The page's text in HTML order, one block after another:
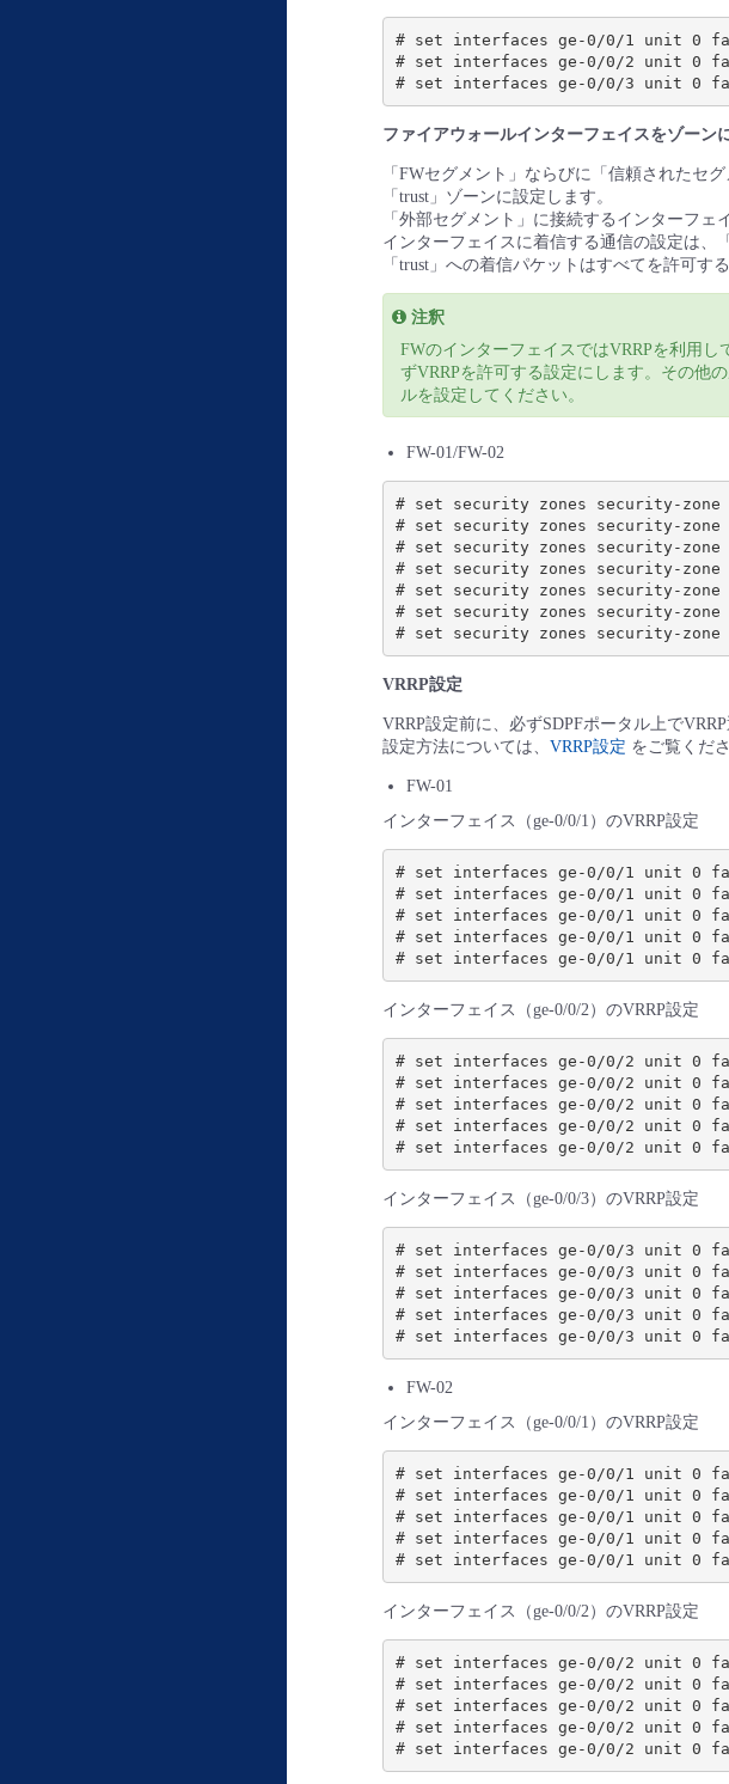
# set interfaces ge-0/0/1 unit 0
# set interfaces ge-0/0/2 unit 0
ファイアウォールインターフェイスをゾーン
「FWセグメント」ならびに「信頼されたセ
「trust」ゾーンに設定します。
「外部セグメント」に接続するインターフェ
インターフェイスに着信する通信の設定は、
「trust」への着信パケットはすべてを許可す
注釈
FWのインターフェイスではVRRPを利用
ずVRRPを許可する設定にします。その他
ルを設定してください。
FW-01/FW-02
# set security zones security-
# set security zones security-
# set security zones security-
# set security zones security-
# set security zones security-
# set security zones security-
VRRP設定
VRRP設定前に、必ずSDPFポータル上で
設定方法については、 VRRP設定 をご覧くださ
FW-01
インターフェイス（ge-0/0/1）のVRRP設定
# set interfaces ge-0/0/1 unit 0
# set interfaces ge-0/0/1 unit 0
# set interfaces ge-0/0/1 unit 0
# set interfaces ge-0/0/1 unit 0
インターフェイス（ge-0/0/2）のVRRP設定
# set interfaces ge-0/0/2 unit 0
# set interfaces ge-0/0/2 unit 0
# set interfaces ge-0/0/2 unit 0
# set interfaces ge-0/0/2 unit 0
インターフェイス（ge-0/0/3）のVRRP設定
# set interfaces ge-0/0/3 unit 0
# set interfaces ge-0/0/3 unit 0
# set interfaces ge-0/0/3 unit 0
# set interfaces ge-0/0/3 unit 0
FW-02
インターフェイス（ge-0/0/1）のVRRP設定
# set interfaces ge-0/0/1 unit 0
# set interfaces ge-0/0/1 unit 0
# set interfaces ge-0/0/1 unit 0
# set interfaces ge-0/0/1 unit 0
インターフェイス（ge-0/0/2）のVRRP設定
# set interfaces ge-0/0/2 unit 0
# set interfaces ge-0/0/2 unit 0
# set interfaces ge-0/0/2 unit 0
# set interfaces ge-0/0/2 unit 0